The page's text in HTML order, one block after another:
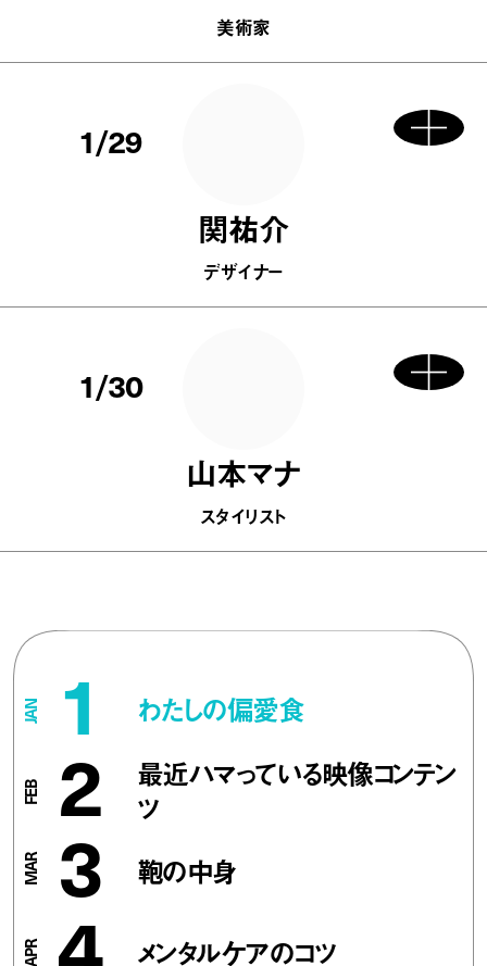
美術家
1/29
関祐介
デザイナー
1/30
山本マナ
スタイリスト
1 わたしの偏愛食
2
最近ハマっている映像コンテン
ツ
3 鞄の中身
メンタルケアのコツ